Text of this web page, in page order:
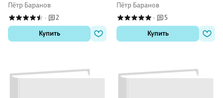
Пётр Баранов
·
2
Купить
Пётр Баранов
·
5
Купить